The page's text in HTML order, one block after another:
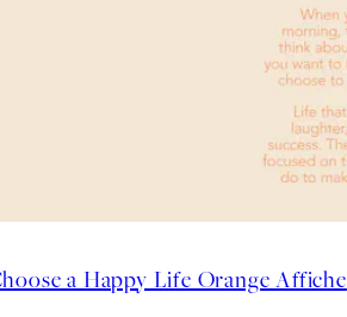
a Happy Life Orange Affiche